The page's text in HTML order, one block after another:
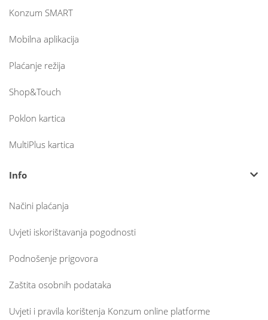
Konzum SMART
Mobilna aplikacija
Plaćanje režija
Shop&Touch
Poklon kartica
MultiPlus kartica
Info
Načini plaćanja
Uvjeti iskorištavanja pogodnosti
Podnošenje prigovora
Zaštita osobnih podataka
Uvjeti i pravila korištenja Konzum online platforme